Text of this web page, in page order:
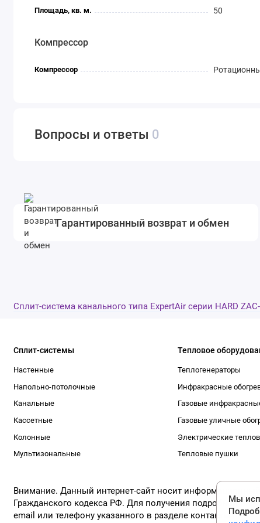
Площадь, кв. м. 50
Компрессор
Компрессор
Вопросы и ответы 0
Гарантированный возврат и обмен
Сплит-система канального типа ExpertAir серии HARD
Сплит-системы
Настенные
Напольно-потолочные
Канальные
Кассетные
Колонные
Мультизональные
Тепловое
Теплогенераторы
Инфракрасные
Газовые
Газовые уличные
Электрические
Тепловые пушки
Внимание. Данный интернет-сайт носит информационный
Гражданского кодекса РФ. Для получения подробной
email или телефону указанного в разделе контакты !
Мы